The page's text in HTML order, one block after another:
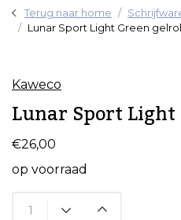
Terug naar home
Lunar Sport Light Green
Kaweco
Lunar Sport
€26,00
op voorraad